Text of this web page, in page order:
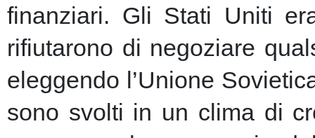
finanziari. Gli Stati Uniti
rifiutarono di negoziare
eleggendo l’Unione
sono svolti in un clima di